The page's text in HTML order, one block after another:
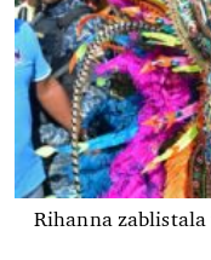
Rihanna